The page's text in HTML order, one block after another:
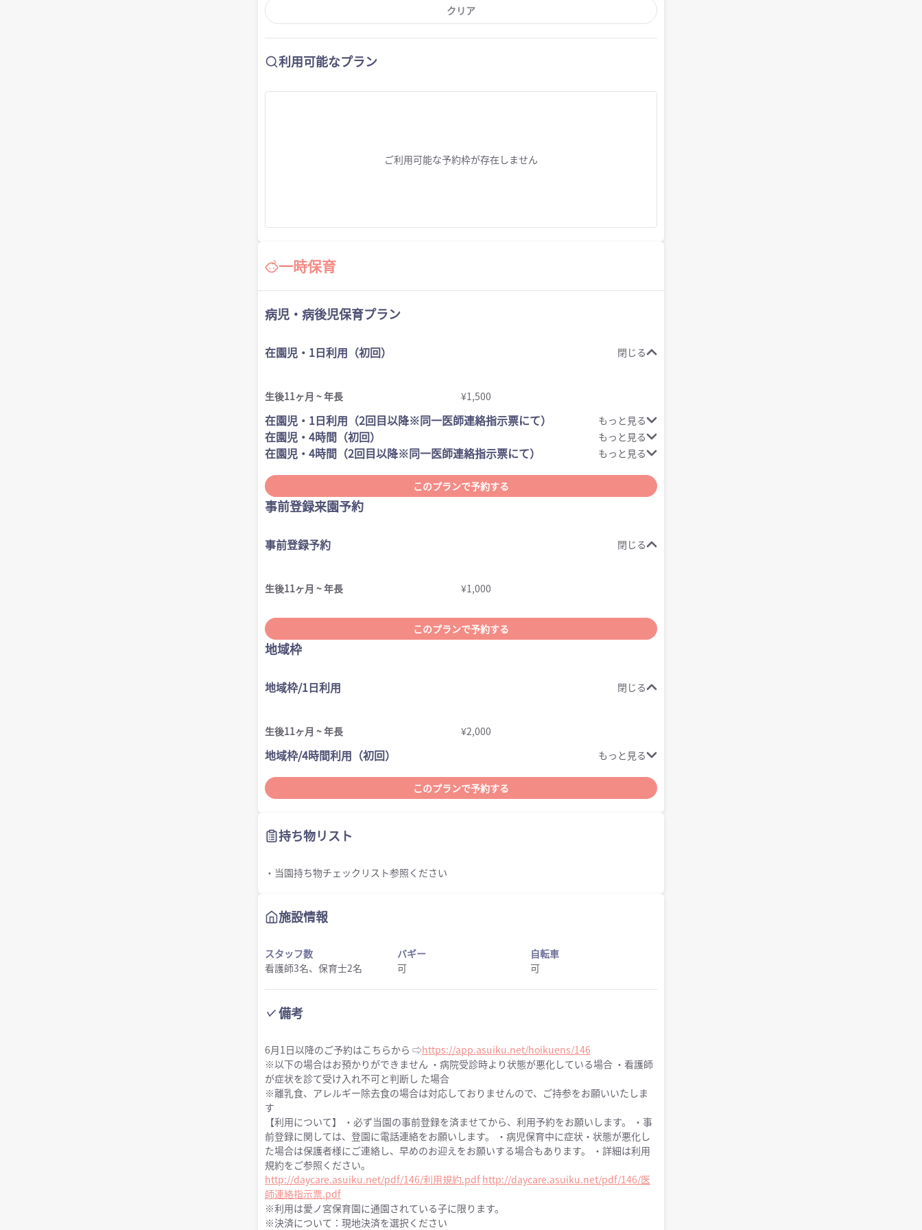
クリア
利用可能なプラン
ご利用可能な予約枠が存在しません
一時保育
病児・病後児保育プラン
在園児・1日利用（初回） 閉じる
生後11ヶ月 ~ 年長 ¥1,500
在園児・1日利用（2回目以降※同一医師連絡指示票にて） もっと見る
在園児・4時間（初回） もっと見る
在園児・4時間（2回目以降※同一医師連絡指示票にて） もっと見る
このプランで予約する
事前登録来園予約
事前登録予約 閉じる
生後11ヶ月 ~ 年長 ¥1,000
このプランで予約する
地域枠
地域枠/1日利用 閉じる
生後11ヶ月 ~ 年長 ¥2,000
地域枠/4時間利用（初回） もっと見る
このプランで予約する
持ち物リスト
・当園持ち物チェックリスト参照ください
施設情報
スタッフ数
看護師3名、保育士2名
バギー
可
自転車
可
備考
6月1日以降のご予約はこちらから ⇨https://app.asuiku.net/hoikuens/146
※以下の場合はお預かりができません ・病院受診時より状態が悪化している場合 ・看護師
が症状を診て受け入れ不可と判断し た場合
※離乳食、アレルギー除去食の場合は対応しておりませんので、ご持参をお願いいたしま
す
【利用について】 ・必ず当園の事前登録を済ませてから、利用予約をお願いします。 ・事
前登録に関しては、登園に電話連絡をお願いします。 ・病児保育中に症状・状態が悪化し
た場合は保護者様にご連絡し、早めのお迎えをお願いする場合もあります。 ・詳細は利用
規約をご参照ください。
http://daycare.asuiku.net/pdf/146/利用規約.pdf http://daycare.asuiku.net/pdf/146/医
師連絡指示票.pdf
※利用は愛ノ宮保育園に通園されている子に限ります。
※決済について：現地決済を選択ください